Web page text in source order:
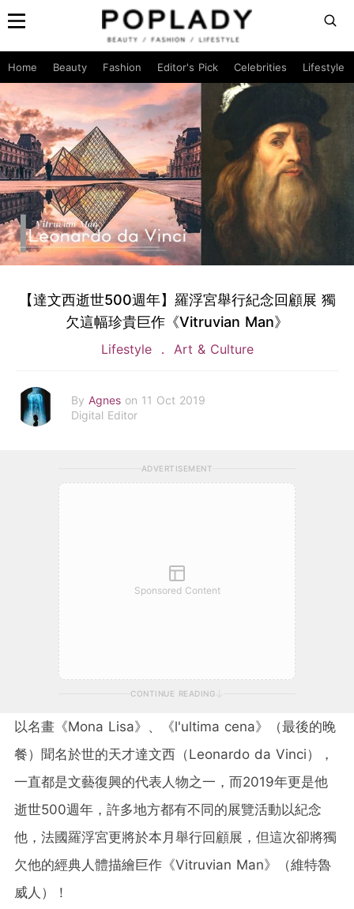
Home Beauty Fashion Editor's Pick Celebrities Lifestyle
【達文西逝世500週年】羅浮宮舉行紀念回顧展 獨
欠這幅珍貴巨作《Vitruvian Man》
Lifestyle Art & Culture
By Agnes on 11 Oct 2019
Digital Editor
ADVERTISEMENT
Sponsored Content
CONTINUE READING
以名畫《Mona Lisa》、《l'ultima cena》（最後的晚
餐）聞名於世的天才達文西（Leonardo da Vinci），
一直都是文藝復興的代表人物之一，而2019年更是他
逝世500週年，許多地方都有不同的展覽活動以紀念
他，法國羅浮宮更將於本月舉行回顧展，但這次卻將獨
欠他的經典人體描繪巨作《Vitruvian Man》（維特魯
威人）！